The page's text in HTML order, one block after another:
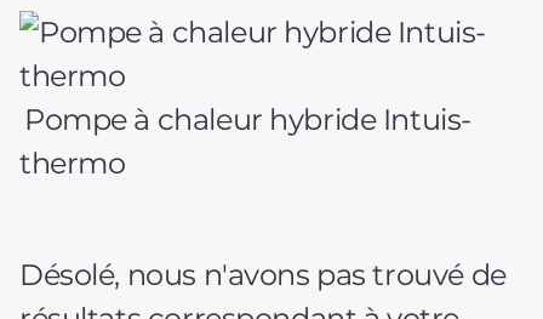
Pompe à chaleur hybride Intuis-
thermo
Désolé, nous n'avons pas trouvé de